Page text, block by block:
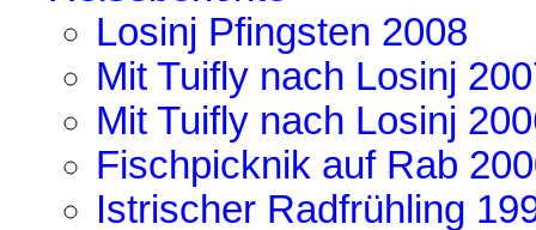
Losinj Pfingsten 2008
Mit Tuifly nach Losinj
Mit Tuifly nach Losinj
Fischpicknik auf Rab
Istrischer Radfrühling